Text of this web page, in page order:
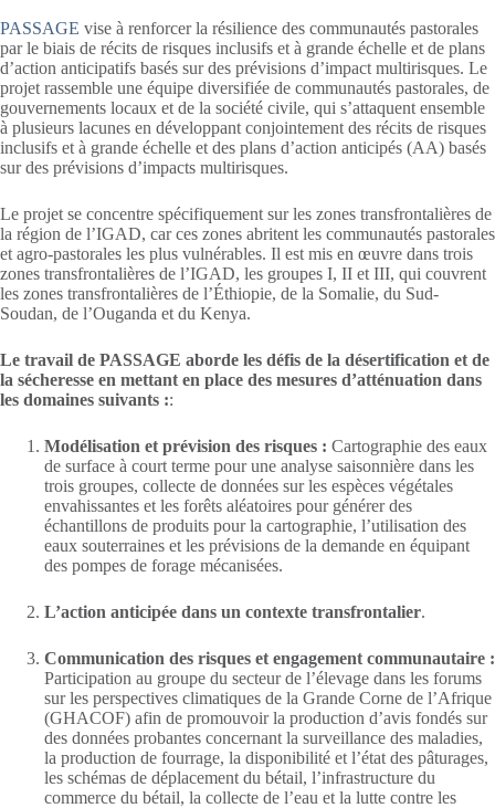
PASSAGE vise à renforcer la résilience des communautés pastorales
par le biais de récits de risques inclusifs et à grande échelle et de plans
d’action anticipatifs basés sur des prévisions d’impact multirisques. Le
projet rassemble une équipe diversifiée de communautés pastorales, de
gouvernements locaux et de la société civile, qui s’attaquent ensemble
à plusieurs lacunes en développant conjointement des récits de risques
inclusifs et à grande échelle et des plans d’action anticipés (AA) basés
sur des prévisions d’impacts multirisques.
Le projet se concentre spécifiquement sur les zones transfrontalières de
la région de l’IGAD, car ces zones abritent les communautés pastorales
et agro-pastorales les plus vulnérables. Il est mis en œuvre dans trois
zones transfrontalières de l’IGAD, les groupes I, II et III, qui couvrent
les zones transfrontalières de l’Éthiopie, de la Somalie, du Sud-
Soudan, de l’Ouganda et du Kenya.
Le travail de PASSAGE aborde les défis de la désertification et de
la sécheresse en mettant en place des mesures d’atténuation dans
les domaines suivants ::
Modélisation et prévision des risques : Cartographie des eaux
de surface à court terme pour une analyse saisonnière dans les
trois groupes, collecte de données sur les espèces végétales
envahissantes et les forêts aléatoires pour générer des
échantillons de produits pour la cartographie, l’utilisation des
eaux souterraines et les prévisions de la demande en équipant
des pompes de forage mécanisées.
L’action anticipée dans un contexte transfrontalier.
Communication des risques et engagement communautaire :
Participation au groupe du secteur de l’élevage dans les forums
sur les perspectives climatiques de la Grande Corne de l’Afrique
(GHACOF) afin de promouvoir la production d’avis fondés sur
des données probantes concernant la surveillance des maladies,
la production de fourrage, la disponibilité et l’état des pâturages,
les schémas de déplacement du bétail, l’infrastructure du
commerce du bétail, la collecte de l’eau et la lutte contre les